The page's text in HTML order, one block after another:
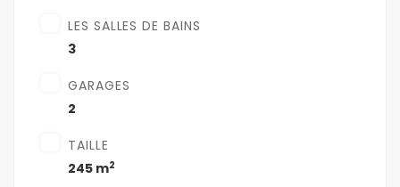
LES SALLES DE BAINS
3
GARAGES
2
TAILLE
245 m2